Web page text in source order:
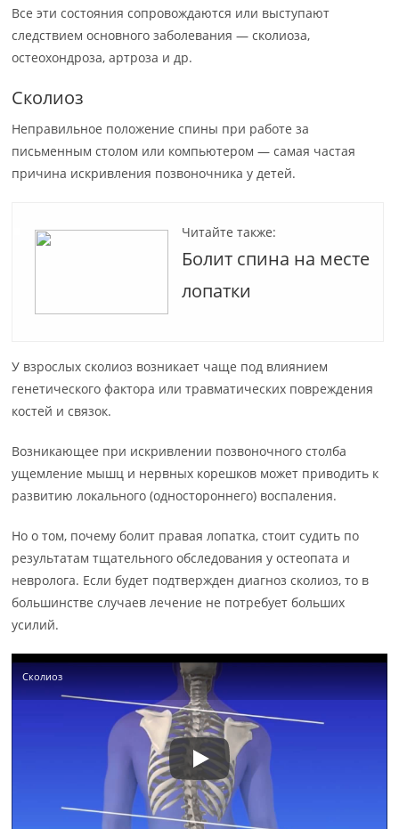
Все эти состояния сопровождаются или выступают
следствием основного заболевания — сколиоза,
остеохондроза, артроза и др.
Сколиоз
Неправильное положение спины при работе за
письменным столом или компьютером — самая частая
причина искривления позвоночника у детей.
Читайте также:
Болит спина на месте
лопатки
У взрослых сколиоз возникает чаще под влиянием
генетического фактора или травматических повреждения
костей и связок.
Возникающее при искривлении позвоночного столба
ущемление мышц и нервных корешков может приводить к
развитию локального (одностороннего) воспаления.
Но о том, почему болит правая лопатка, стоит судить по
результатам тщательного обследования у остеопата и
невролога. Если будет подтвержден диагноз сколиоз, то в
большинстве случаев лечение не потребует больших
усилий.
Сколиоз